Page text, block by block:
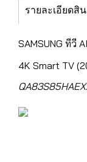
รายละเอียดสิ
SAMSUNG ทีวี
4K Smart TV